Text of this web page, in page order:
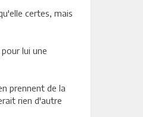
certes, mais
lui une
prennent de la
rien d'autre